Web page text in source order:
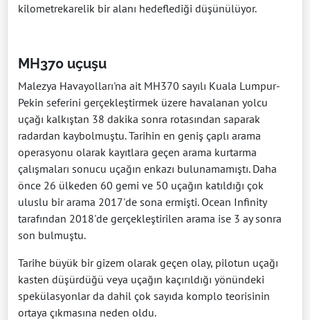
kilometrekarelik bir alanı hedeflediği düşünülüyor.
MH370 uçuşu
Malezya Havayolları'na ait MH370 sayılı Kuala Lumpur-
Pekin seferini gerçekleştirmek üzere havalanan yolcu
uçağı kalkıştan 38 dakika sonra rotasından saparak
radardan kaybolmuştu. Tarihin en geniş çaplı arama
operasyonu olarak kayıtlara geçen arama kurtarma
çalışmaları sonucu uçağın enkazı bulunamamıştı. Daha
önce 26 ülkeden 60 gemi ve 50 uçağın katıldığı çok
uluslu bir arama 2017'de sona ermişti. Ocean Infinity
tarafından 2018'de gerçekleştirilen arama ise 3 ay sonra
son bulmuştu.
Tarihe büyük bir gizem olarak geçen olay, pilotun uçağı
kasten düşürdüğü veya uçağın kaçırıldığı yönündeki
spekülasyonlar da dahil çok sayıda komplo teorisinin
ortaya çıkmasına neden oldu.